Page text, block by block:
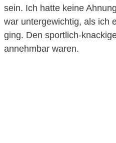
sein. Ich hatte keine
war untergewichtig, als ich
ging. Den sportlich-
annehmbar waren.